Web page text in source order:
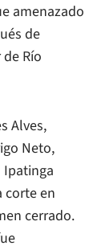
amenazado
de
Río
Alves,
Neto,
Ipatinga
corte en
cerrado.